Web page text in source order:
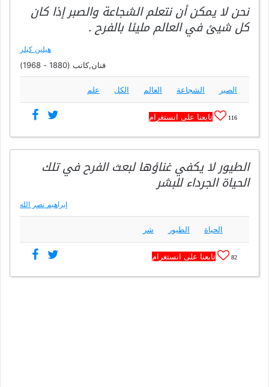
نحن لا يمكن أن نتعلم الشجاعة والصبر إذا كان
كل شيئ في العالم مليئا بالفرح .
هيلين كيلر
فنان,كاتب (1880 - 1968)
الصبر الشجاعة العالم الكل علم
116 تابعنا على انستغرام
الطيور لا يكفي غناؤها لبعث الفرح في تلك
الحياة الجرداء للبشر
إبراهيم نصر الله
الحياة الطيور شر
82 تابعنا على انستغرام